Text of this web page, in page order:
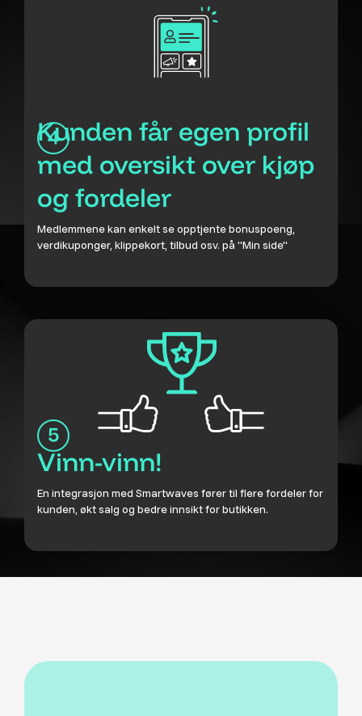
Kunden får egen profil
med oversikt over kjøp
og fordeler
Medlemmene kan enkelt se opptjente bonuspoeng,
verdikuponger, klippekort, tilbud osv. på "Min side"
Vinn-vinn!
En integrasjon med Smartwaves fører til flere fordeler for
kunden, økt salg og bedre innsikt for butikken.